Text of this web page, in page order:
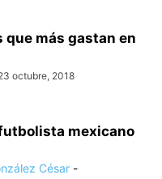
que más gastan en
octubre, 2018
mexicano
César -